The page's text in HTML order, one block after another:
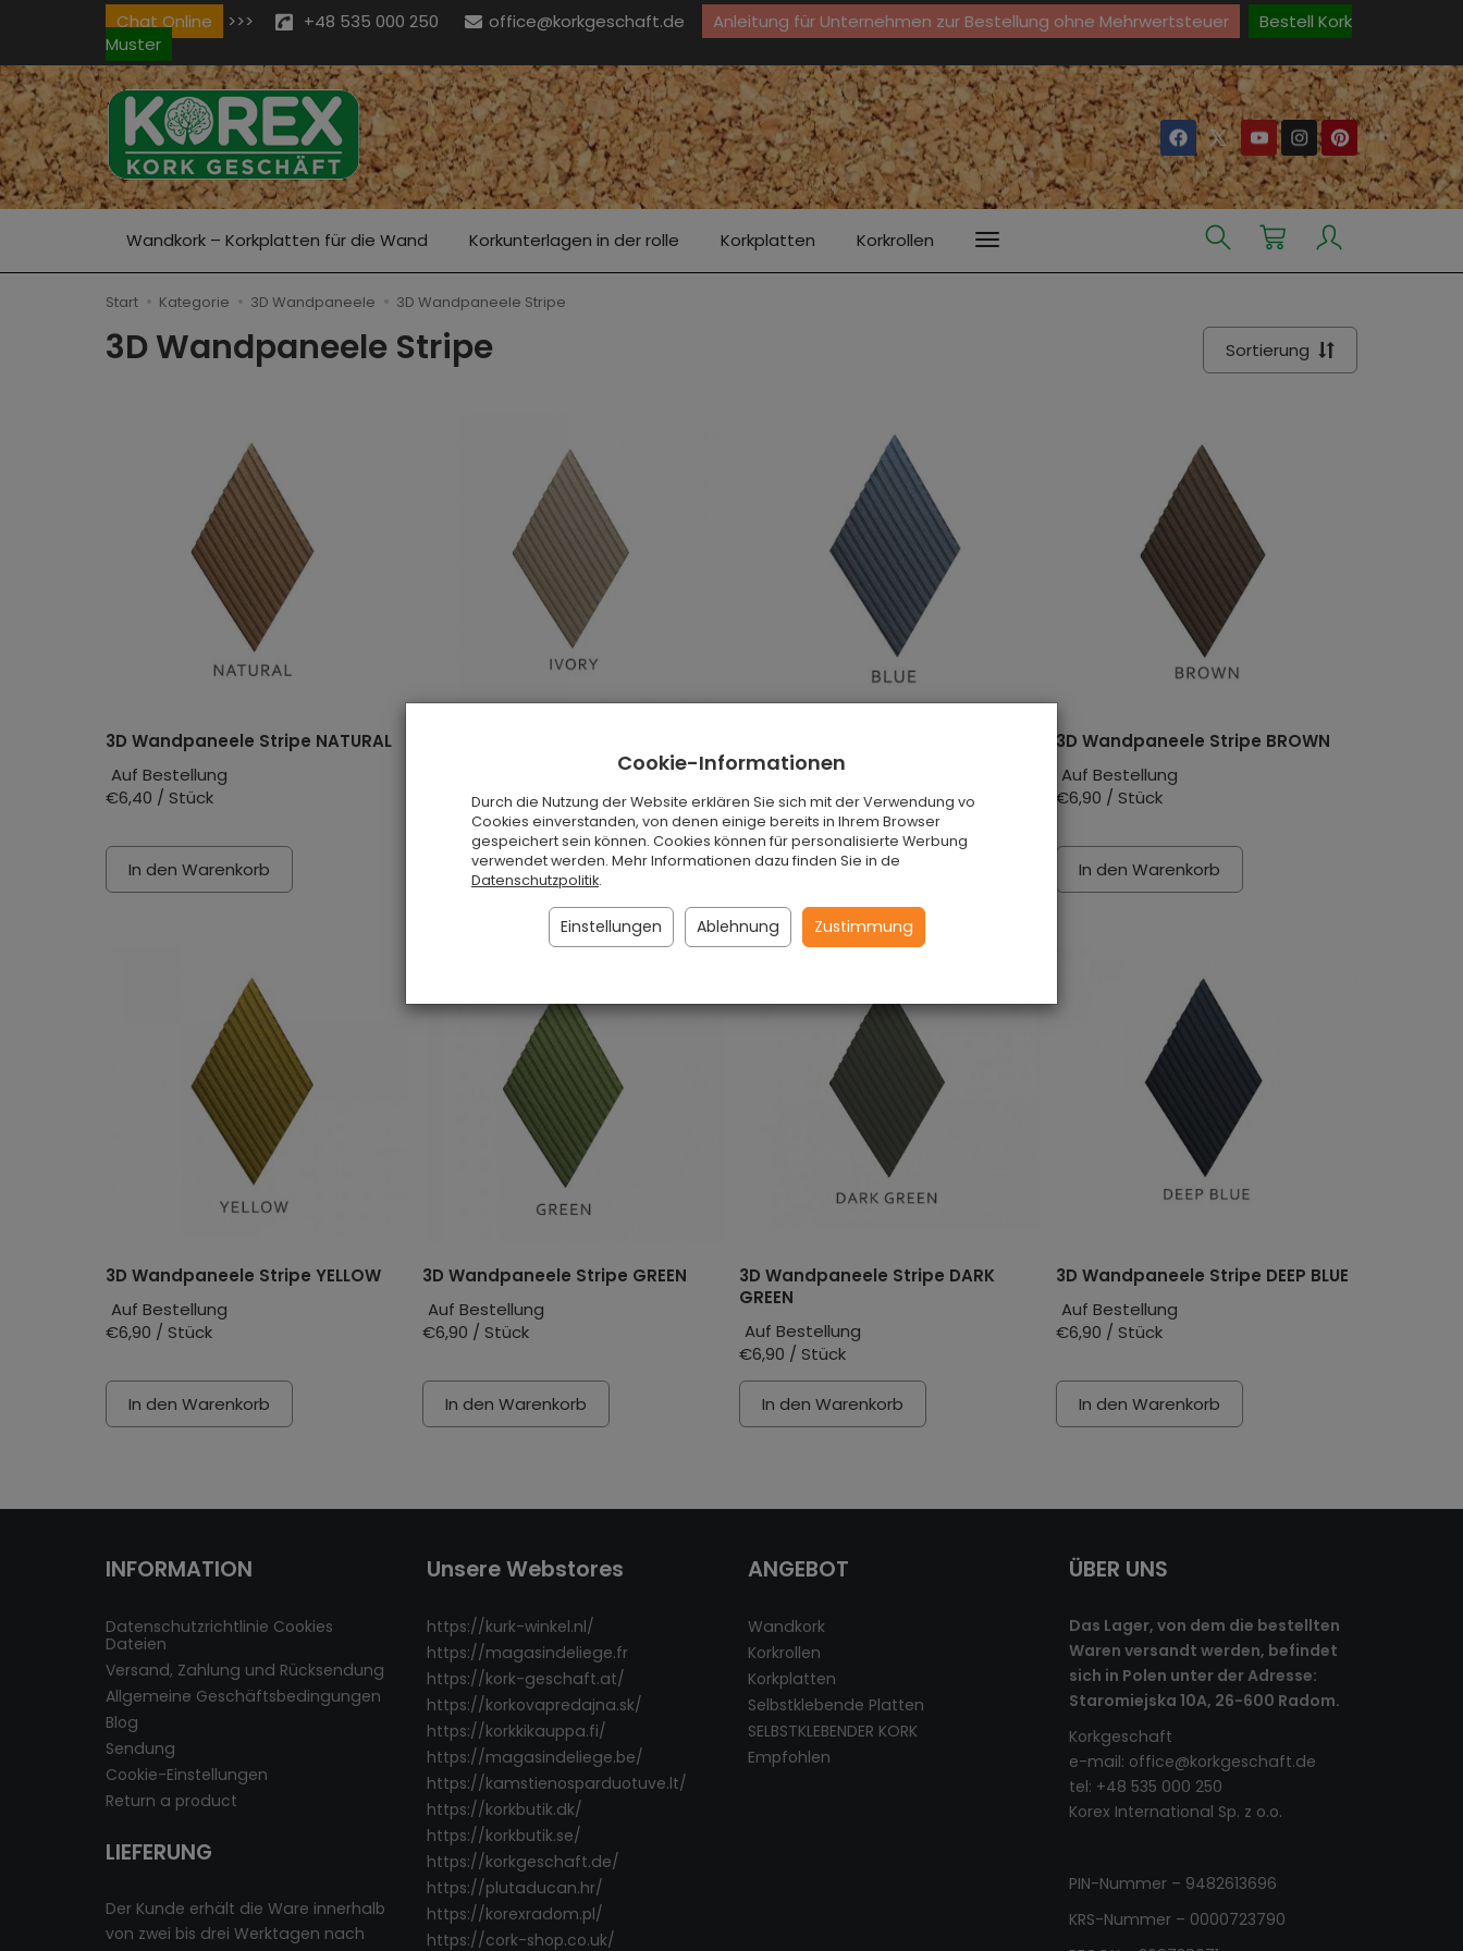
Chat Online >>> +48 535 000 250 office@korkgeschaft.de Anleitung für Unternehmen zur Bestellung ohne Mehrwertsteuer
Bestell Kork
Muster
Wandkork – Korkplatten für die Wand Korkunterlagen in der rolle Korkplatten Korkrollen
Start Kategorie 3D Wandpaneele 3D Wandpaneele Stripe
3D Wandpaneele Stripe Sortierung
3D Wandpaneele Stripe NATURAL
Auf Bestellung
€6,40 / Stück
In den Warenkorb
€6,90 / Stück
In den Warenkorb
Auf Bestellung
€6,90 / Stück
In den Warenkorb
3D Wandpaneele Stripe BROWN
Auf Bestellung
€6,90 / Stück
In den Warenkorb
3D Wandpaneele Stripe YELLOW
Auf Bestellung
€6,90 / Stück
In den Warenkorb
3D Wandpaneele Stripe GREEN
Auf Bestellung
€6,90 / Stück
In den Warenkorb
3D Wandpaneele Stripe DARK
GREEN
Auf Bestellung
€6,90 / Stück
In den Warenkorb
3D Wandpaneele Stripe DEEP BLUE
Auf Bestellung
€6,90 / Stück
In den Warenkorb
INFORMATION
Datenschutzrichtlinie Cookies
Dateien
Versand, Zahlung und Rücksendung
Allgemeine Geschäftsbedingungen
Blog
Sendung
Cookie-Einstellungen
Return a product
LIEFERUNG
Der Kunde erhält die Ware innerhalb
von zwei bis drei Werktagen nach
Unsere Webstores
https://kurk-winkel.nl/
https://magasindeliege.fr
https://kork-geschaft.at/
https://korkovapredajna.sk/
https://korkkikauppa.fi/
https://magasindeliege.be/
https://kamstienosparduotuve.lt/
https://korkbutik.dk/
https://korkbutik.se/
https://korkgeschaft.de/
https://plutaducan.hr/
https://korexradom.pl/
https://cork-shop.co.uk/
ANGEBOT
Wandkork
Korkrollen
Korkplatten
Selbstklebende Platten
SELBSTKLEBENDER KORK
Empfohlen
ÜBER UNS
Das Lager, von dem die bestellten
Waren versandt werden, befindet
sich in Polen unter der Adresse:
Staromiejska 10A, 26-600 Radom.
Korkgeschaft
e-mail: office@korkgeschaft.de
tel: +48 535 000 250
Korex International Sp. z o.o.
PIN-Nummer – 9482613696
KRS-Nummer – 0000723790
Cookie-Informationen
Durch die Nutzung der Website erklären Sie sich mit der Verwendung vo
Cookies einverstanden, von denen einige bereits in Ihrem Browser
gespeichert sein können. Cookies können für personalisierte Werbung
verwendet werden. Mehr Informationen dazu finden Sie in de
Datenschutzpolitik.
Einstellungen Ablehnung Zustimmung